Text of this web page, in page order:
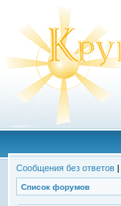
Сообщения без ответов |
Список форумов